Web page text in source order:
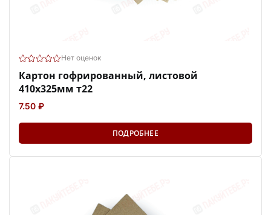
Нет оценок
Картон гофрированный, листовой
410х325мм т22
7.50 ₽
ПОДРОБНЕЕ